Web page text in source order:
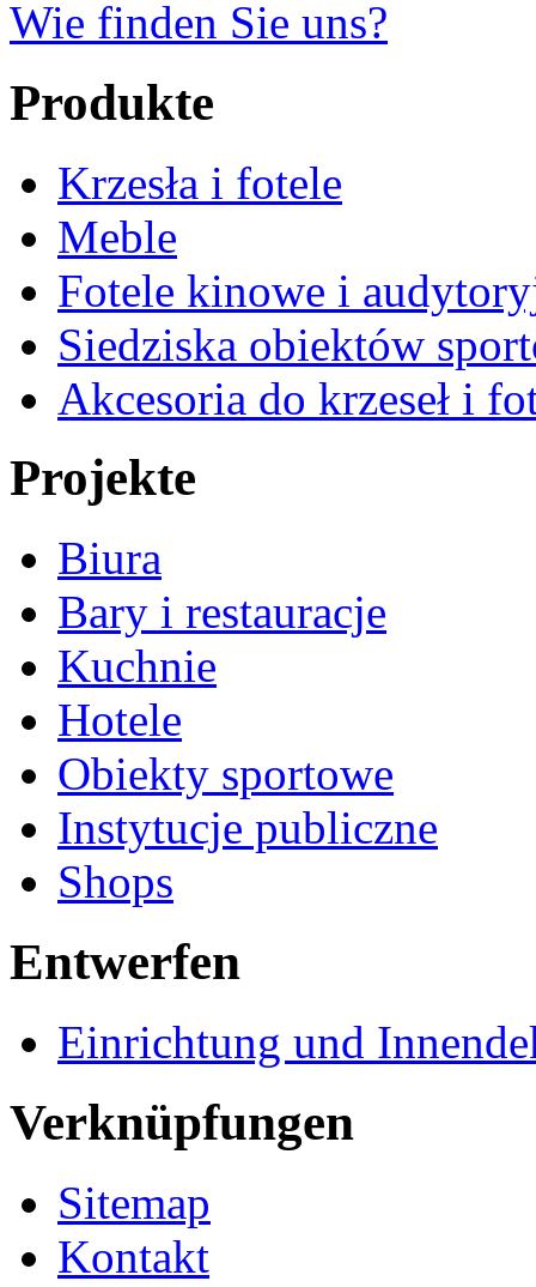
Wie finden Sie uns?
Produkte
Krzesła i fotele
Meble
Fotele kinowe i
Siedziska obiektów
Akcesoria do krzeseł i
Projekte
Biura
Bary i restauracje
Kuchnie
Hotele
Obiekty sportowe
Instytucje publiczne
Shops
Entwerfen
Einrichtung und
Verknüpfungen
Sitemap
Kontakt